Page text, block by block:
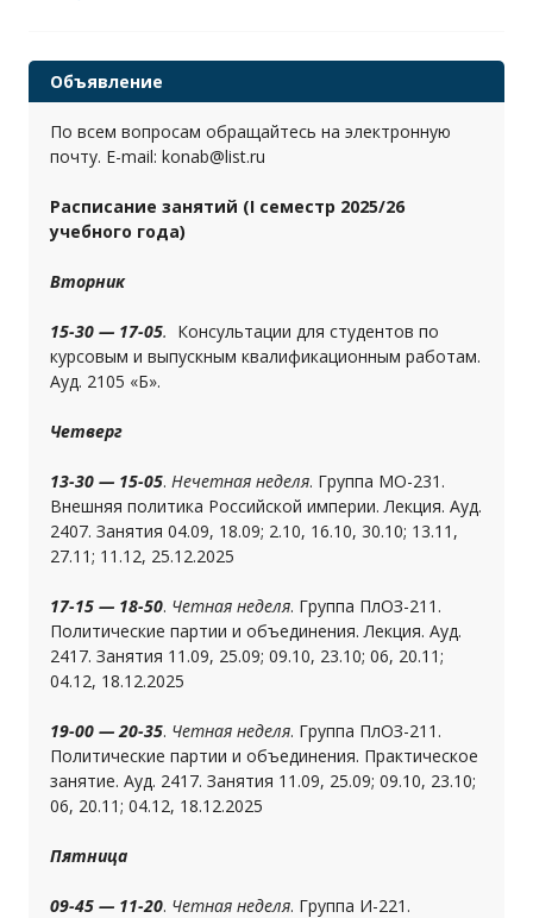
Объявление
По всем вопросам обращайтесь на электронную
почту. E-mail: konab@list.ru
Расписание занятий (I семестр 2025/26
учебного года)
Вторник
15-30 — 17-05. Консультации для студентов по
курсовым и выпускным квалификационным работам.
Ауд. 2105 «Б».
Четверг
13-30 — 15-05. Нечетная неделя. Группа МО-231.
Внешняя политика Российской империи. Лекция. Ауд.
2407. Занятия 04.09, 18.09; 2.10, 16.10, 30.10; 13.11,
27.11; 11.12, 25.12.2025
17-15 — 18-50. Четная неделя. Группа ПлОЗ-211.
Политические партии и объединения. Лекция. Ауд.
2417. Занятия 11.09, 25.09; 09.10, 23.10; 06, 20.11;
04.12, 18.12.2025
19-00 — 20-35. Четная неделя. Группа ПлОЗ-211.
Политические партии и объединения. Практическое
занятие. Ауд. 2417. Занятия 11.09, 25.09; 09.10, 23.10;
06, 20.11; 04.12, 18.12.2025
Пятница
09-45 — 11-20. Четная неделя. Группа И-221.